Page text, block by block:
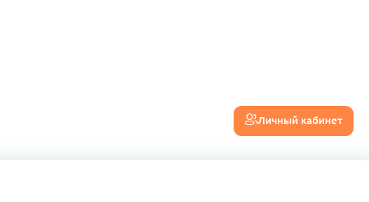
Личный кабинет